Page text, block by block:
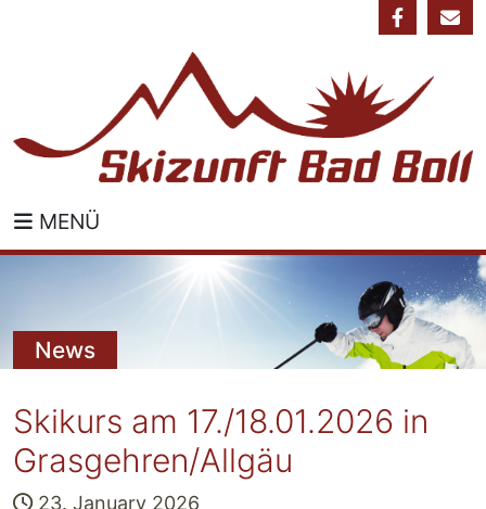
MENÜ
News
Skikurs am 17./18.01.2026 in
Grasgehren/Allgäu
23. January 2026